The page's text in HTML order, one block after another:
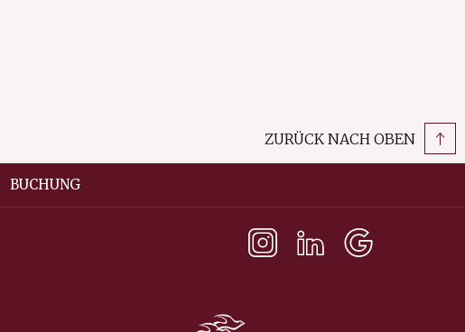
ZURÜCK NACH OBEN
BUCHUNG